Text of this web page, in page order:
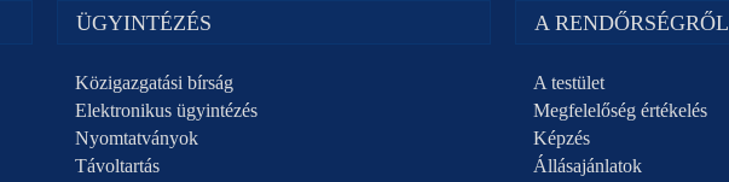
ÜGYINTÉZÉS
Közigazgatási bírság
Elektronikus ügyintézés
Nyomtatványok
Távoltartás
A RENDŐRSÉGRŐL
A testület
Megfelelőség értékelés
Képzés
Állásajánlatok